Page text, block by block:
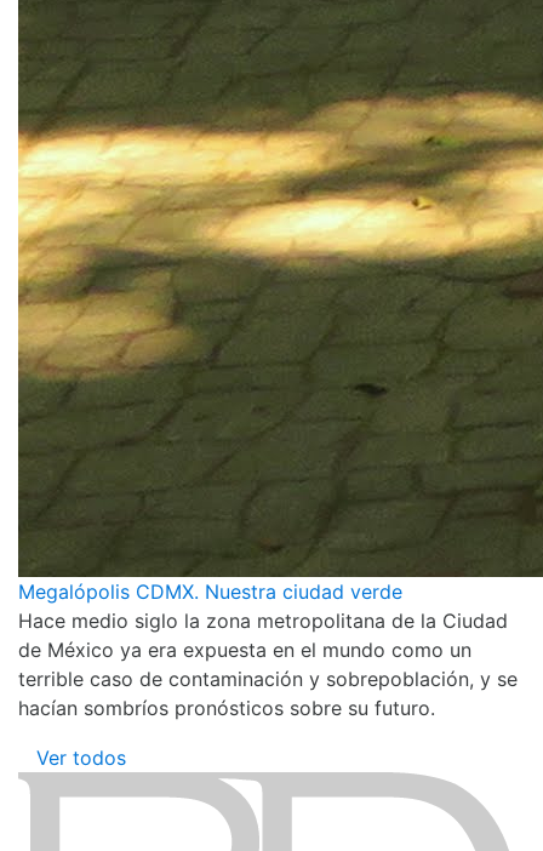
Megalópolis CDMX. Nuestra ciudad verde
Hace medio siglo la zona metropolitana de la Ciudad
de México ya era expuesta en el mundo como un
terrible caso de contaminación y sobrepoblación, y se
hacían sombríos pronósticos sobre su futuro.
Ver todos